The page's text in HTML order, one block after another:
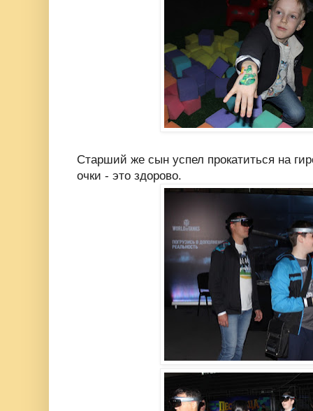
Старший же сын успел прокатиться на
очки - это здорово.